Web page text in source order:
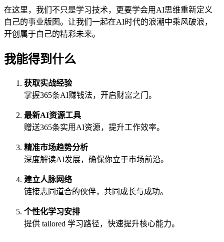
在这里，我们不只是学习技术，更要学会用AI思维重新定义
自己的事业版图。让我们一起在AI时代的浪潮中乘风破浪，
开创属于自己的精彩未来。
我能得到什么
获取实战经验
掌握365条AI赚钱法，开启财富之门。
最新AI资源工具
赠送365条实用AI资源，提升工作效率。
精准市场趋势分析
深度解读AI发展，确保你立于市场前沿。
建立人脉网络
链接志同道合的伙伴，共同成长与成功。
个性化学习安排
提供 tailored 学习路径，快速提升核心能力。